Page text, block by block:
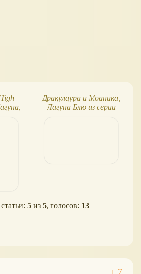
Дракулаура и Моаника,
Лагуна Блю из серии
5 из 5, голосов: 13